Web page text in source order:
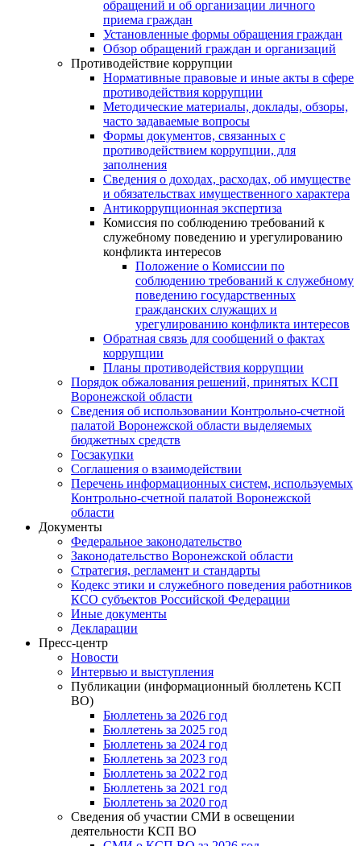
обращений и об организации личного
приема граждан
Установленные формы обращения граждан
Обзор обращений граждан и организаций
Противодействие коррупции
Нормативные правовые и иные акты в сфере
противодействия коррупции
Методические материалы, доклады, обзоры,
часто задаваемые вопросы
Формы документов, связанных с
противодействием коррупции, для
заполнения
Сведения о доходах, расходах, об имуществе
и обязательствах имущественного характера
Антикоррупционная экспертиза
Комиссия по соблюдению требований к
служебному поведению и урегулированию
конфликта интересов
Положение о Комиссии по
соблюдению требований к служебному
поведению государственных
гражданских служащих и
урегулированию конфликта интересов
Обратная связь для сообщений о фактах
коррупции
Планы противодействия коррупции
Порядок обжалования решений, принятых КСП
Воронежской области
Сведения об использовании Контрольно-счетной
палатой Воронежской области выделяемых
бюджетных средств
Госзакупки
Соглашения о взаимодействии
Перечень информационных систем, используемых
Контрольно-счетной палатой Воронежской
области
Документы
Федеральное законодательство
Законодательство Воронежской области
Стратегия, регламент и стандарты
Кодекс этики и служебного поведения работников
КСО субъектов Российской Федерации
Иные документы
Декларации
Пресс-центр
Новости
Интервью и выступления
Публикации (информационный бюллетень КСП
ВО)
Бюллетень за 2026 год
Бюллетень за 2025 год
Бюллетень за 2024 год
Бюллетень за 2023 год
Бюллетень за 2022 год
Бюллетень за 2021 год
Бюллетень за 2020 год
Сведения об участии СМИ в освещении
деятельности КСП ВО